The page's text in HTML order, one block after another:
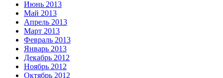
Июнь 2013
Май 2013
Апрель 2013
Март 2013
Февраль 2013
Январь 2013
Декабрь 2012
Ноябрь 2012
Октябрь 2012